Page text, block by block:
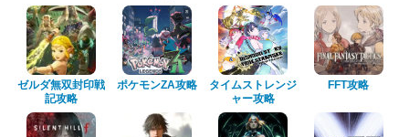
ゼルダ無双封印戦
記攻略
ポケモンZA攻略
タイムストレンジ
ャー攻略
FFT攻略